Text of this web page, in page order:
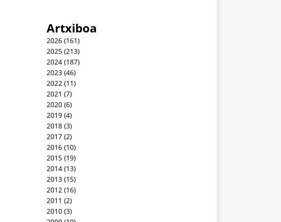
Artxiboa
2026(161)
2025(213)
2024(187)
2023(46)
2022 (11)
2021 (7)
2020(6)
2019(4)
2018(3)
2017(2)
2016(10)
2015(19)
2014(13)
2013(15)
2012 (16)
2011 (2)
2010(3)